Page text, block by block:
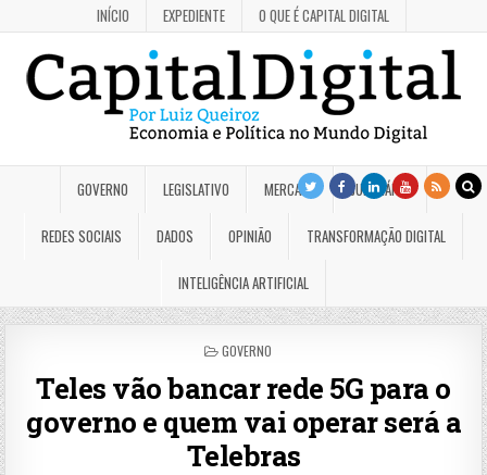
INÍCIO EXPEDIENTE O QUE É CAPITAL DIGITAL
GOVERNO LEGISLATIVO MERCADO JUDICIÁRIO
REDES SOCIAIS DADOS OPINIÃO TRANSFORMAÇÃO DIGITAL
INTELIGÊNCIA ARTIFICIAL
POSTED
GOVERNO
Teles vão bancar rede 5G para o
governo e quem vai operar será a
Telebras